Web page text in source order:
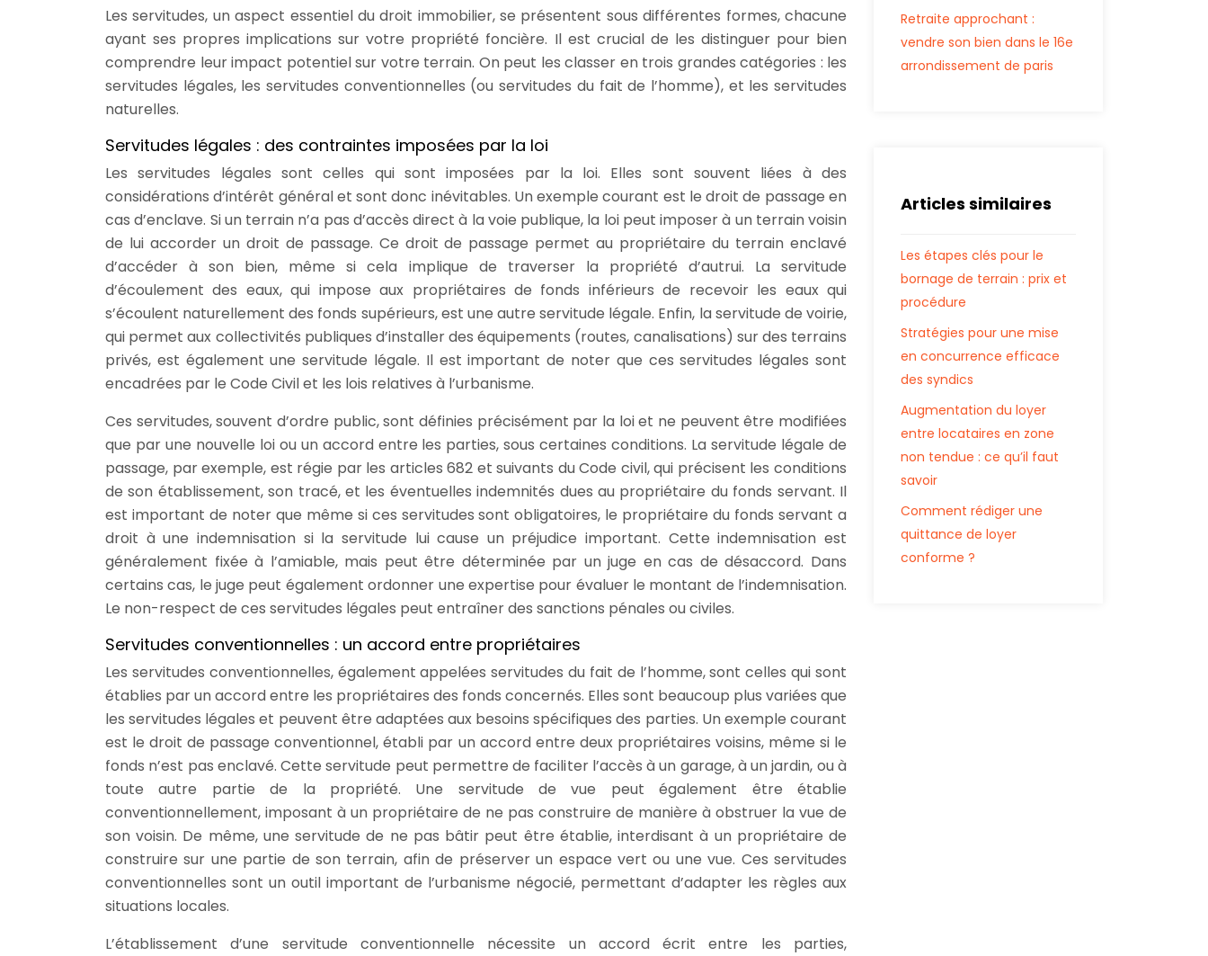
Les servitudes, un aspect essentiel du droit immobilier, se présentent sous différentes formes, chacune
ayant ses propres implications sur votre propriété foncière. Il est crucial de les distinguer pour bien
comprendre leur impact potentiel sur votre terrain. On peut les classer en trois grandes catégories : les
servitudes légales, les servitudes conventionnelles (ou servitudes du fait de l’homme), et les servitudes
naturelles.
Servitudes légales : des contraintes imposées par la loi
Les servitudes légales sont celles qui sont imposées par la loi. Elles sont souvent liées à des
considérations d’intérêt général et sont donc inévitables. Un exemple courant est le droit de passage en
cas d’enclave. Si un terrain n’a pas d’accès direct à la voie publique, la loi peut imposer à un terrain voisin
de lui accorder un droit de passage. Ce droit de passage permet au propriétaire du terrain enclavé
d’accéder à son bien, même si cela implique de traverser la propriété d’autrui. La servitude
d’écoulement des eaux, qui impose aux propriétaires de fonds inférieurs de recevoir les eaux qui
s’écoulent naturellement des fonds supérieurs, est une autre servitude légale. Enfin, la servitude de voirie,
qui permet aux collectivités publiques d’installer des équipements (routes, canalisations) sur des terrains
privés, est également une servitude légale. Il est important de noter que ces servitudes légales sont
encadrées par le Code Civil et les lois relatives à l’urbanisme.
Ces servitudes, souvent d’ordre public, sont définies précisément par la loi et ne peuvent être modifiées
que par une nouvelle loi ou un accord entre les parties, sous certaines conditions. La servitude légale de
passage, par exemple, est régie par les articles 682 et suivants du Code civil, qui précisent les conditions
de son établissement, son tracé, et les éventuelles indemnités dues au propriétaire du fonds servant. Il
est important de noter que même si ces servitudes sont obligatoires, le propriétaire du fonds servant a
droit à une indemnisation si la servitude lui cause un préjudice important. Cette indemnisation est
généralement fixée à l’amiable, mais peut être déterminée par un juge en cas de désaccord. Dans
certains cas, le juge peut également ordonner une expertise pour évaluer le montant de l’indemnisation.
Le non-respect de ces servitudes légales peut entraîner des sanctions pénales ou civiles.
Servitudes conventionnelles : un accord entre propriétaires
Les servitudes conventionnelles, également appelées servitudes du fait de l’homme, sont celles qui sont
établies par un accord entre les propriétaires des fonds concernés. Elles sont beaucoup plus variées que
les servitudes légales et peuvent être adaptées aux besoins spécifiques des parties. Un exemple courant
est le droit de passage conventionnel, établi par un accord entre deux propriétaires voisins, même si le
fonds n’est pas enclavé. Cette servitude peut permettre de faciliter l’accès à un garage, à un jardin, ou à
toute autre partie de la propriété. Une servitude de vue peut également être établie
conventionnellement, imposant à un propriétaire de ne pas construire de manière à obstruer la vue de
son voisin. De même, une servitude de ne pas bâtir peut être établie, interdisant à un propriétaire de
construire sur une partie de son terrain, afin de préserver un espace vert ou une vue. Ces servitudes
conventionnelles sont un outil important de l’urbanisme négocié, permettant d’adapter les règles aux
situations locales.
L’établissement d’une servitude conventionnelle nécessite un accord écrit entre les parties,
Retraite approchant :
vendre son bien dans le 16e
arrondissement de paris
Articles similaires
Les étapes clés pour le
bornage de terrain : prix et
procédure
Stratégies pour une mise
en concurrence efficace
des syndics
Augmentation du loyer
entre locataires en zone
non tendue : ce qu’il faut
savoir
Comment rédiger une
quittance de loyer
conforme ?